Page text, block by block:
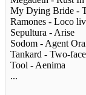
My Dying Bride -
Ramones - Loco
Sepultura - Arise
Sodom - Agent
Tankard - Two-
Tool - Aenima
...